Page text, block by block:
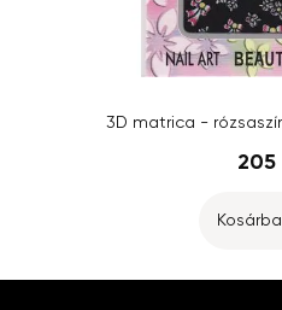
3D matrica -
205
Kosárba